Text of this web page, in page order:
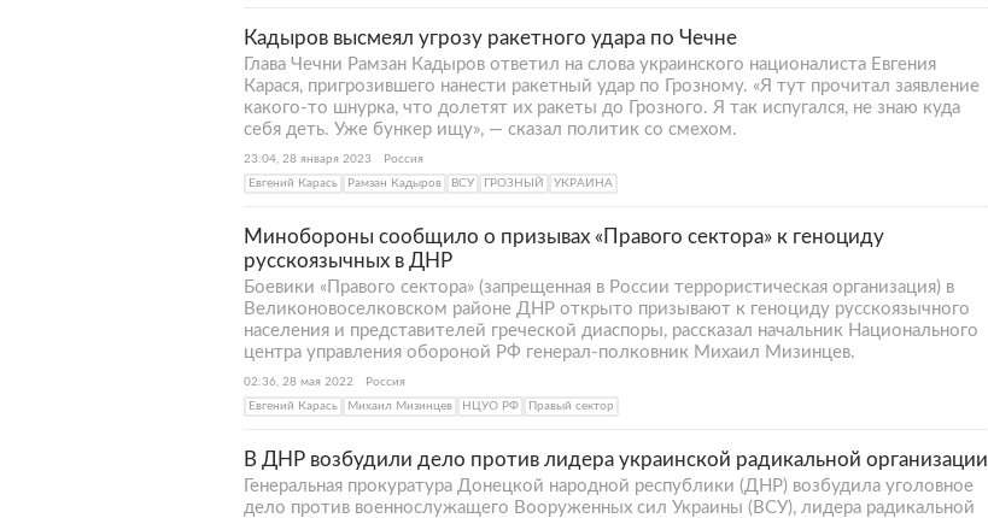
Кадыров высмеял угрозу ракетного удара по Чечне
Глава Чечни Рамзан Кадыров ответил на слова украинского националиста Евгения
Карася, пригрозившего нанести ракетный удар по Грозному. «Я тут прочитал заявление
какого-то шнурка, что долетят их ракеты до Грозного. Я так испугался, не знаю куда
себя деть. Уже бункер ищу», — сказал политик со смехом.
23:04, 28 января 2023
Россия
Евгений Карась
Рамзан Кадыров ВСУ ГРОЗНЫЙ УКРАИНА
Минобороны сообщило о призывах «Правого сектора» к геноциду
русскоязычных в ДНР
Боевики «Правого сектора» (запрещенная в России террористическая организация) в
Великоновоселковском районе ДНР открыто призывают к геноциду русскоязычного
населения и представителей греческой диаспоры, рассказал начальник Национального
центра управления обороной РФ генерал-полковник Михаил Мизинцев.
02:36, 28 мая 2022
Россия
Евгений Карась
Михаил Мизинцев НЦУО РФ Правый сектор
В ДНР возбудили дело против лидера украинской радикальной организации
Генеральная прокуратура Донецкой народной республики (ДНР) возбудила уголовное
дело против военнослужащего Вооруженных сил Украины (ВСУ), лидера радикальной